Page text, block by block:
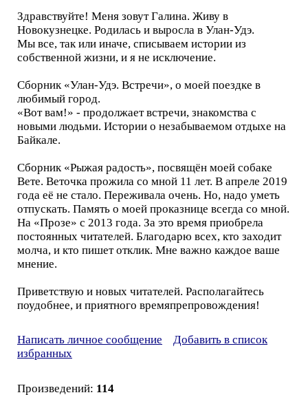
Здравствуйте! Меня зовут Галина. Живу в
Новокузнецке. Родилась и выросла в Улан-Удэ.
Мы все, так или иначе, списываем истории из
собственной жизни, и я не исключение.
Сборник «Улан-Удэ. Встречи», о моей поездке в
любимый город.
«Вот вам!» - продолжает встречи, знакомства с
новыми людьми. Истории о незабываемом отдыхе на
Байкале.
Сборник «Рыжая радость», посвящён моей собаке
Вете. Веточка прожила со мной 11 лет. В апреле 2019
года её не стало. Переживала очень. Но, надо уметь
отпускать. Память о моей проказнице всегда со мной.
На «Прозе» с 2013 года. За это время приобрела
постоянных читателей. Благодарю всех, кто заходит
молча, и кто пишет отклик. Мне важно каждое ваше
мнение.
Приветствую и новых читателей. Располагайтесь
поудобнее, и приятного времяпрепровождения!
Написать личное сообщение
Добавить в список
избранных
Произведений: 114